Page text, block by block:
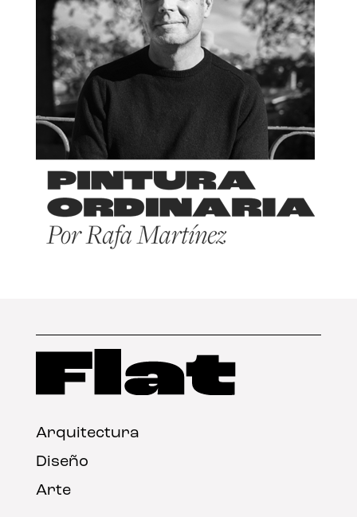
Arquitectura
Diseño
Arte